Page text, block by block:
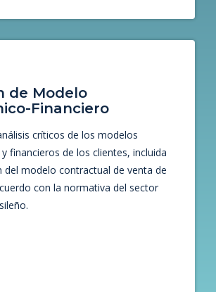
de Modelo
Financiero
críticos de los modelos
financieros de los clientes, incluida
del modelo contractual de venta de
con la normativa del sector